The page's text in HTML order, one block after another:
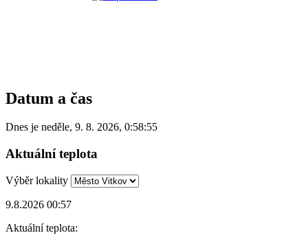
Datum a čas
Dnes je neděle, 9. 8. 2026, 0:58:55
Aktuální teplota
Výběr lokality
9.8.2026 00:57
Aktuální teplota: